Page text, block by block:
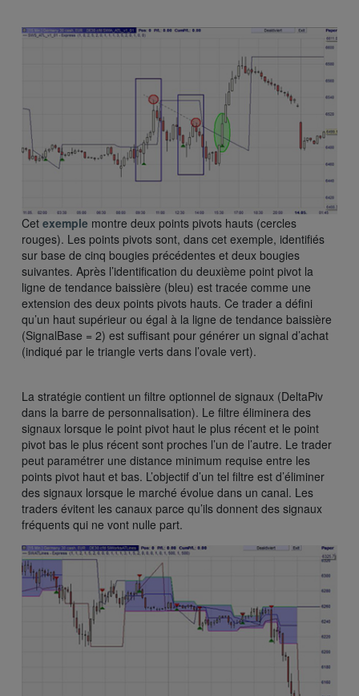
Cet exemple montre deux points pivots hauts (cercles
rouges). Les points pivots sont, dans cet exemple, identifiés
sur base de cinq bougies précédentes et deux bougies
suivantes. Après l’identification du deuxième point pivot la
ligne de tendance baissière (bleu) est tracée comme une
extension des deux points pivots hauts. Ce trader a défini
qu’un haut supérieur ou égal à la ligne de tendance baissière
(SignalBase = 2) est suffisant pour générer un signal d’achat
(indiqué par le triangle verts dans l’ovale vert).
La stratégie contient un filtre optionnel de signaux (DeltaPiv
dans la barre de personnalisation). Le filtre éliminera des
signaux lorsque le point pivot haut le plus récent et le point
pivot bas le plus récent sont proches l’un de l’autre. Le trader
peut paramétrer une distance minimum requise entre les
points pivot haut et bas. L’objectif d’un tel filtre est d’éliminer
des signaux lorsque le marché évolue dans un canal. Les
traders évitent les canaux parce qu’ils donnent des signaux
fréquents qui ne vont nulle part.